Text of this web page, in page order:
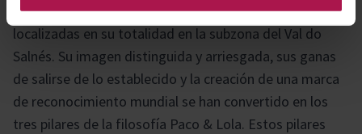
parcelas, características del minifundio gallego y
localizadas en su totalidad en la subzona del Val do
Salnés. Su imagen distinguida y arriesgada, sus ganas
de salirse de lo establecido y la creación de una marca
de reconocimiento mundial se han convertido en los
tres pilares de la filosofía Paco & Lola. Estos pilares